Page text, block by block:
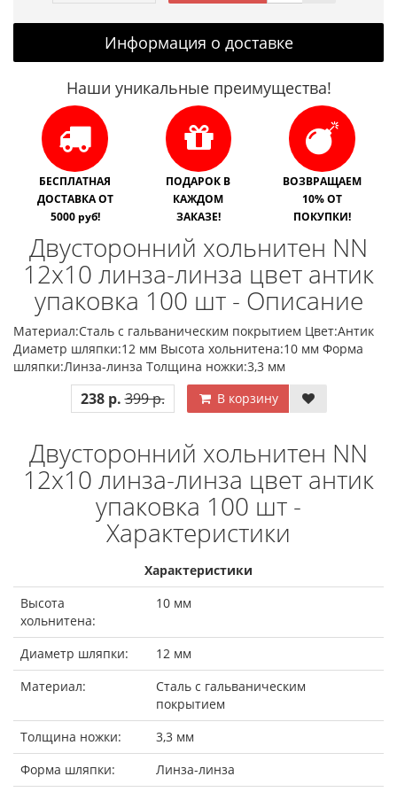
Информация о доставке
Наши уникальные преимущества!
БЕСПЛАТНАЯ
ДОСТАВКА ОТ
5000 руб!
ПОДАРОК В
КАЖДОМ
ЗАКАЗЕ!
ВОЗВРАЩАЕМ
10% ОТ
ПОКУПКИ!
Двусторонний хольнитен NN
12х10 линза-линза цвет антик
упаковка 100 шт - Описание
Материал:Сталь с гальваническим покрытием Цвет:Антик
Диаметр шляпки:12 мм Высота хольнитена:10 мм Форма
шляпки:Линза-линза Толщина ножки:3,3 мм
238 р. 399 р. В корзину
Двусторонний хольнитен NN
12х10 линза-линза цвет антик
упаковка 100 шт -
Характеристики
Характеристики
Высота
хольнитена:
10 мм
Диаметр шляпки:
12 мм
Материал:
Сталь с гальваническим
покрытием
Толщина ножки:
3,3 мм
Форма шляпки:
Линза-линза